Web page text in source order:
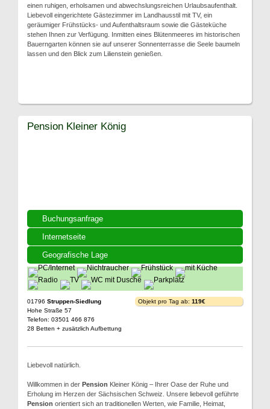
einen ruhigen, erholsamen und abwechslungsreichen Urlaubsaufenthalt.
Liebevoll eingerichtete Gästezimmer im Landhausstil mit TV, ein
geräumiger Frühstücks- und Aufenthaltsraum sowie die Gästeküche
stehen Ihnen zur Verfügung. Inmitten eines Blütenmeeres im historischen
Bauerngarten können sie auf unserer Sonnenterrasse die Seele baumeln
lassen und den Blick zum Lilienstein genießen.
Buchungsanfrage
Internetseite
Geografische Lage
Pension Kleiner König
01796 Struppen-Siedlung
Hohe Straße 57
Telefon: 03501 466 876
28 Betten + zusätzlich Aufbettung
Objekt pro Tag ab: 119€
Liebevoll natürlich.
Willkommen in der Pension Kleiner König – Ihrer Oase der Ruhe und
Erholung im Herzen der Sächsischen Schweiz. Unsere liebevoll geführte
Pension orientiert sich an traditionellen Werten, wie Familie, Heimat,